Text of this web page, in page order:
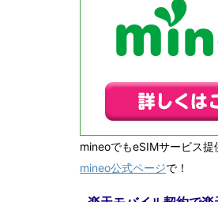
mineoでもeSIMサービス提
mineo公式ページで！